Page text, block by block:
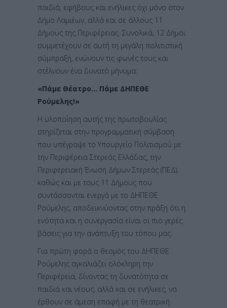
παιδιά, εφήβους και ενήλικες όχι μόνο στον
Δήμο Λαμιέων, αλλά και σε άλλους 11
Δήμους της Περιφέρειας. Συνολικά, 12 Δήμοι
συμμετέχουν σε αυτή τη μεγάλη πολιτιστική
σύμπραξη, ενώνουν τις φωνές τους και
στέλνουν ένα δυνατό μήνυμα:
«Πάμε Θέατρο… Πάμε ΔΗΠΕΘΕ
Ρούμελης!»
Η υλοποίηση αυτής της πρωτοβουλίας
στηρίζεται στην προγραμματική σύμβαση
που υπέγραψε το Υπουργείο Πολιτισμού με
την Περιφέρεια Στερεάς Ελλάδας, την
Περιφερειακή Ένωση Δήμων Στερεάς (ΠΕΔ),
καθώς και με τους 11 Δήμους που
συντάσσονται ενεργά με το ΔΗΠΕΘΕ
Ρούμελης, αποδεικνύοντας στην πράξη ότι η
ενότητα και η συνεργασία είναι οι πιο γερές
βάσεις για την ανάπτυξη του τόπου μας.
Για πρώτη φορά ο θεσμός του ΔΗΠΕΘΕ
Ρούμελης αγκαλιάζει ολόκληρη την
Περιφέρεια, δίνοντας τη δυνατότητα σε
παιδιά και νέους, αλλά και σε ενήλικες, να
έρθουν σε άμεση επαφή με τη θεατρική